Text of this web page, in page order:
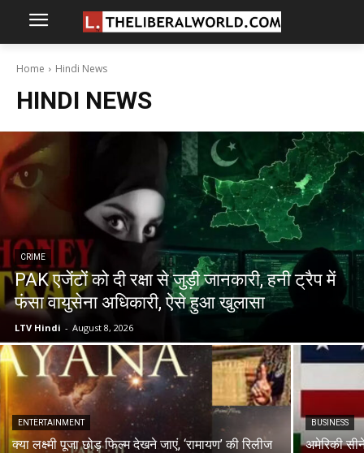
Home Hindi News
HINDI NEWS
CRIME
PAK एजेंटों को दी रक्षा से जुड़ी जानकारी, हनी ट्रैप में
फंसा वायुसेना अधिकारी, ऐसे हुआ खुलासा
LTV Hindi - August 8, 2026
ENTERTAINMENT
क्या लक्ष्मी पूजा छोड़ फिल्म देखने जाएं, ‘रामायण’ की रिलीज
BUSINESS
अमेरिकी